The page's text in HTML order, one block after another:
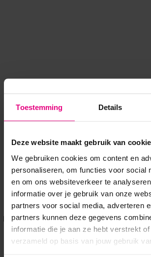
Toestemming Details
Deze website maakt gebruik van
We gebruiken cookies om content en
personaliseren, om functies voor social
en om ons websiteverkeer te
informatie over je gebruik van onze
partners voor social media, adverteren
partners kunnen deze gegevens
informatie die je aan ze hebt verstrekt
verzameld op basis van jouw gebruik
Application error: a client-side exception
loadingwww.voordeeluitjes.nl (see the
information).